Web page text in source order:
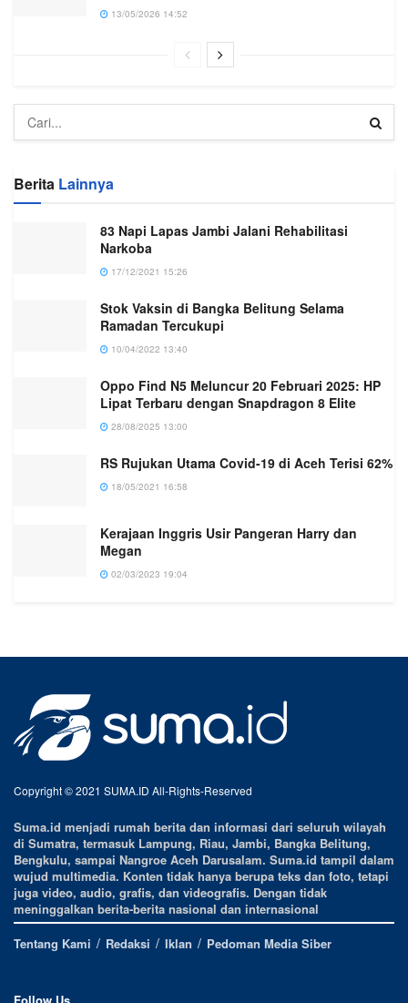
13/05/2026 14:52
Berita Lainnya
83 Napi Lapas Jambi Jalani Rehabilitasi
Narkoba
17/12/2021 15:26
Stok Vaksin di Bangka Belitung Selama
Ramadan Tercukupi
10/04/2022 13:40
Oppo Find N5 Meluncur 20 Februari 2025: HP
Lipat Terbaru dengan Snapdragon 8 Elite
28/08/2025 13:00
RS Rujukan Utama Covid-19 di Aceh Terisi 62%
18/05/2021 16:58
Kerajaan Inggris Usir Pangeran Harry dan
Megan
02/03/2023 19:04
Copyright © 2021 SUMA.ID All-Rights-Reserved
Suma.id menjadi rumah berita dan informasi dari seluruh wilayah
di Sumatra, termasuk Lampung, Riau, Jambi, Bangka Belitung,
Bengkulu, sampai Nangroe Aceh Darusalam. Suma.id tampil dalam
wujud multimedia. Konten tidak hanya berupa teks dan foto, tetapi
juga video, audio, grafis, dan videografis. Dengan tidak
meninggalkan berita-berita nasional dan internasional
Tentang Kami
Redaksi Iklan Pedoman Media Siber